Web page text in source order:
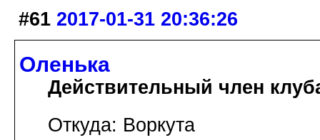
#61 2017-01-31 20:36:26
Оленька
Действительный член
Откуда: Воркута